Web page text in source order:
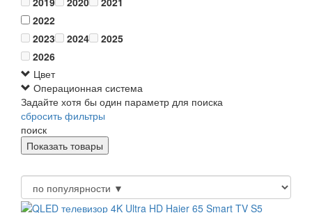
2022
2023
2024
2025
2026
Цвет
Операционная система
Задайте хотя бы один параметр для поиска
сбросить фильтры
поиск